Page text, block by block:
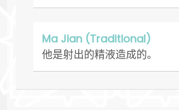
Ma Jian (Traditional)
他是射出的精液造成的。